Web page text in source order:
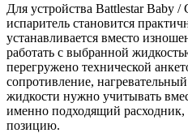
Для устройства Battlestar Baby /
испаритель становится
устанавливается вместо
работать с выбранной
перегружено технической
сопротивление,
жидкости нужно учитывать
именно подходящий
позицию.